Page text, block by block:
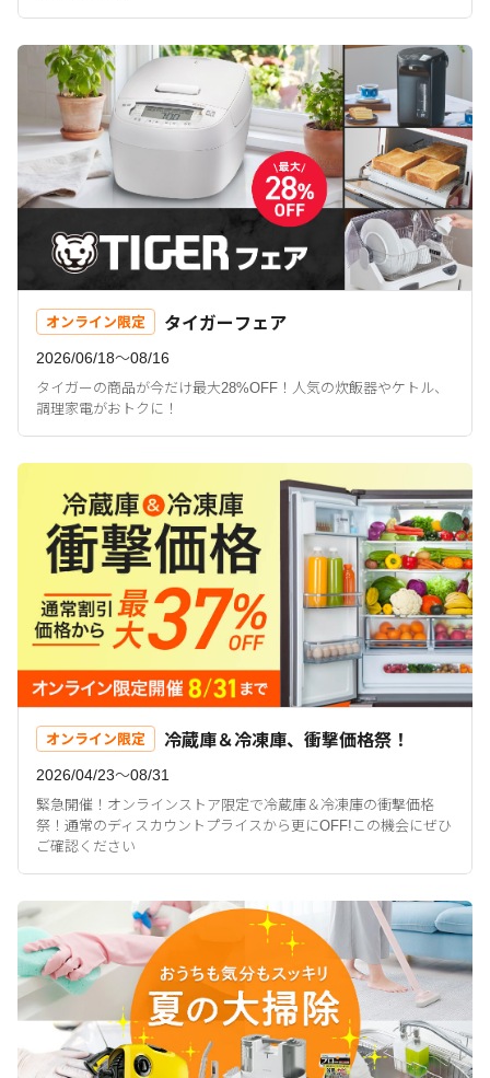
オンライン限定 タイガーフェア
2026/06/18〜08/16
タイガーの商品が今だけ最大28%OFF！人気の炊飯器やケトル、
調理家電がおトクに！
オンライン限定 冷蔵庫＆冷凍庫、衝撃価格祭！
2026/04/23〜08/31
緊急開催！オンラインストア限定で冷蔵庫＆冷凍庫の衝撃価格
祭！通常のディスカウントプライスから更にOFF!この機会にぜひ
ご確認ください